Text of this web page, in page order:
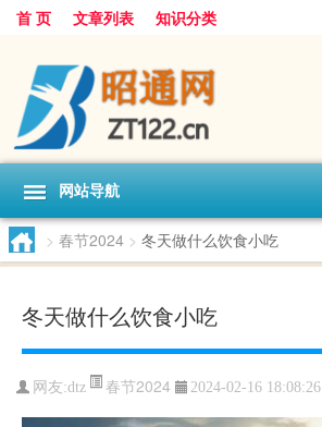
首 页 文章列表 知识分类
网站导航
> 春节2024 > 冬天做什么饮食小吃
冬天做什么饮食小吃
网友:dtz 春节2024 2024-02-16 18:08:26